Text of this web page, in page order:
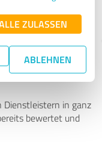
ZULASSEN
ABLEHNEN
finden - mit
Dienstleistern in ganz
bewertet und